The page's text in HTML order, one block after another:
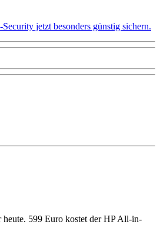
jetzt besonders günstig sichern.
599 Euro kostet der HP All-in-